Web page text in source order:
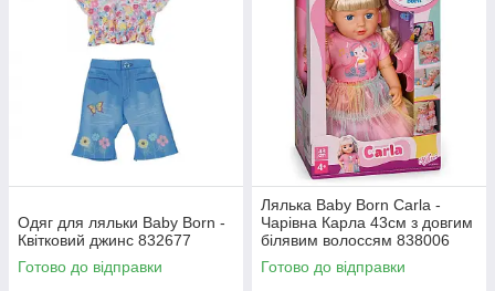
Одяг для ляльки Baby Born -
Квітковий джинс 832677
Готово до відправки
Лялька Baby Born Carla -
Чарівна Карла 43см з довгим
білявим волоссям 838006
Готово до відправки